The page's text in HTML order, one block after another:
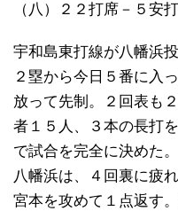
（八）２２打席－５安
宇和島東打線が八幡浜
２塁から今日５番に入
放って先制。２回表も
者１５人、３本の長打
で試合を完全に決めた。
八幡浜は、４回裏に疲
宮本を攻めて１点返す